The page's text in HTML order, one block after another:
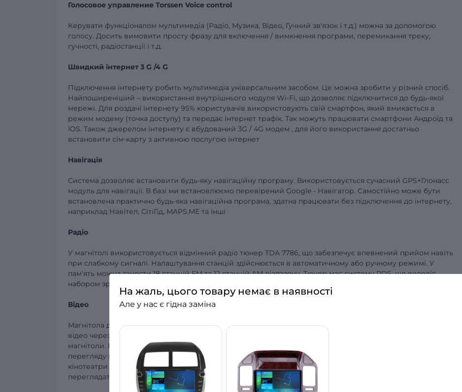
Голосовое управление Torssen Voice control
Керувати функціоналом мультимедіа (Радіо, Музика, Відео, Гучний зв'язок і т.д.) можна за допомогою
голосу. Досить вимовити просту фразу для включення / вимкнення програми, перемикання треку,
гучності, радіостанції і т.д.
Швидкий інтернет3 G /4 G
Підключення інтернету робить мультимедіа універсальним засобом. Це можна зробити у різний спосіб.
Найпоширеніший – використання внутрішнього модуля Wi-Fi, що дозволяє підключитися до будь-якої
мережі. Для роздачі інтернету 95% користувачів використовують свій смартфон, який вмикається в
режим модему (точка доступу) та передає інтернет трафік. Так можуть працювати смартфони Андроїд та
IOS. Також джерелом інтернету є вбудований 3G / 4G модем , для його використання достатньо
встановити сім-карту з активною послугою інтернет
Навігація
Система дозволяє встановити будь-яку навігаційну програму. Використовується сучасний GPS+Глонасс
модуль для навігації. В базі ми встановлюємо перевірений Google - Навігатор. Самостійно може бути
встановлена ​​практично будь-яка навігаційна програма, здатна працювати без підключення до інтернету,
наприклад Навітел, СітіГід, MAPS.ME та інші
Радіо
У магнітолі використовується відмінний радіо тюнер TDA 7786, що забезпечує впевнений прийом навіть
при слабкому сигналі. Налаштування станцій здійснюється в автоматичному або ручному режимі. У
пам'ять можна занести 18 станцій FM та 12 станцій AM діапазону. Тюнер має систему RDS, що володіє
набором зручних функцій і дозволяє не пропускати важливу дорожню інформацію.
Відео
Магнітола дозволяє відтворювати різну відеоінформаціюз роздільною здатністю до 1080р
відео через USB, записали фільм, серіал, музику або мультфільми для дитини та дивіться на екрані
магнітоли. Перегляд відео через USB, якщо немає підключення до інтернету, а якщо є, то можливості
перегляду відео розширюються!
Можна дивитися Youtube, IVI, MEGOGO та будь-які інші інтернет
кінотеатри або використовувати прості телевізійні програми, що дозволяють без передплати
переглядати ефірні телевізійні канали.
На жаль, цього товару немає в наявності
Але у нас є гідна заміна